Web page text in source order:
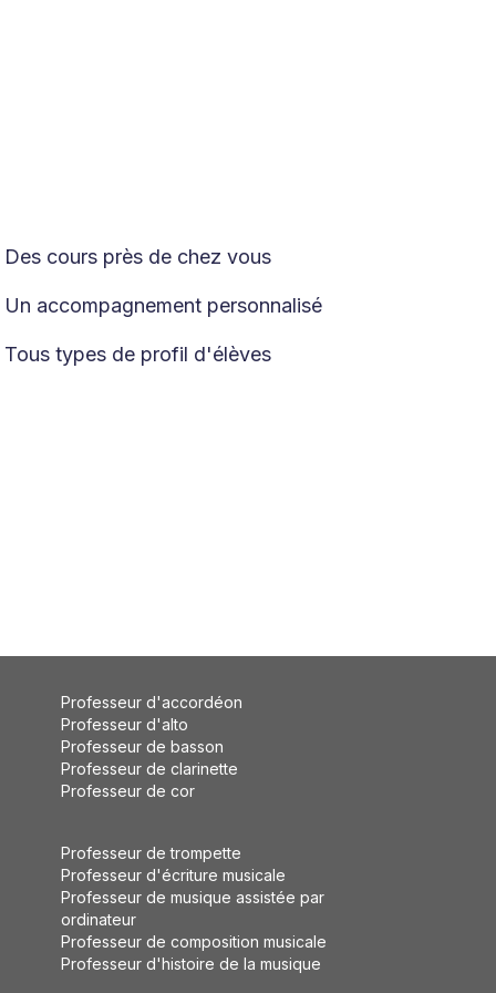
Des cours près de chez vous
Un accompagnement personnalisé
Tous types de profil d'élèves
Professeur d'accordéon
Professeur d'alto
Professeur de basson
Professeur de clarinette
Professeur de cor
Professeur de trompette
Professeur d'écriture musicale
Professeur de musique assistée par
ordinateur
Professeur de composition musicale
Professeur d'histoire de la musique